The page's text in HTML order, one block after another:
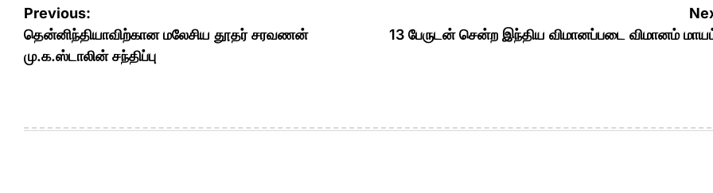
Post
navigation
Previous:
தென்னிந்தியாவிற்கான மலேசிய தூதர் சரவணன்
மு.க.ஸ்டாலின் சந்திப்பு
13 பேருடன் சென்ற இந்திய விமானப்படை விமானம்